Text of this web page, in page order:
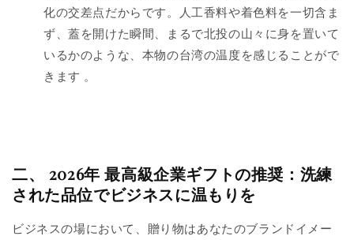
化の交差点だからです。人工香料や着色料を一切含ま
ず、蓋を開けた瞬間、まるで北投の山々に身を置いて
いるかのような、本物の台湾の温度を感じることがで
きます 。
二、 2026年 最高級企業ギフトの推奨：洗練
された品位でビジネスに温もりを
ビジネスの場において、贈り物はあなたのブランドイメー